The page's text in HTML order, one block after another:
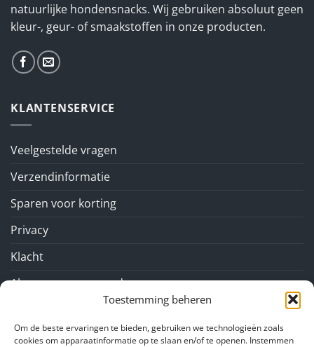
Toestemming beheren
Om de beste ervaringen te bieden, gebruiken we technologieën zoals
cookies om apparaatinformatie op te slaan en/of te openen. Instemmen
natuurlijke hondensnacks. Wij gebruiken absoluut geen
kleur-, geur- of smaakstoffen in onze producten.
KLANTENSERVICE
Veelgestelde vragen
Verzendinformatie
Sparen voor korting
Privacy
Klacht
Algemene voorwaarden
GA NAAR